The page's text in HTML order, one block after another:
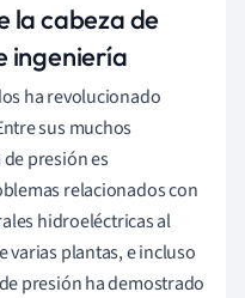
la cabeza de
ingeniería
ha revolucionado
sus muchos
presión es
relacionados con
hidroeléctricas al
varias plantas, e incluso
presión ha demostrado